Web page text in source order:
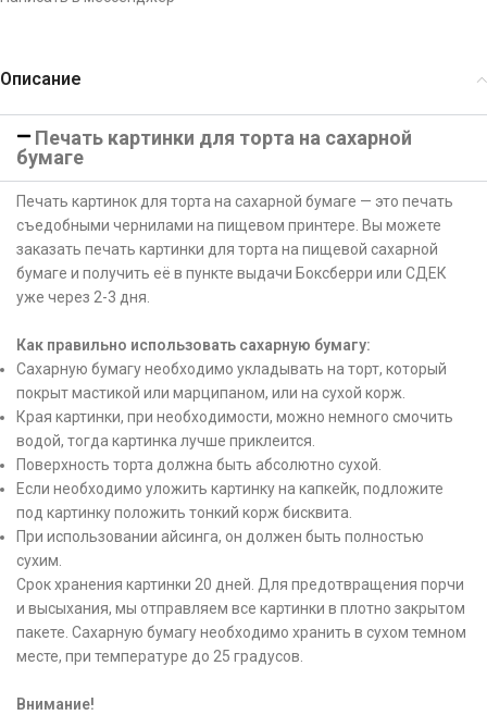
Описание
Печать картинки для торта на сахарной
бумаге
Печать картинок для торта на сахарной бумаге — это печать
съедобными чернилами на пищевом принтере. Вы можете
заказать печать картинки для торта на пищевой сахарной
бумаге и получить её в пункте выдачи Боксберри или СДЕК
уже через 2-3 дня.
Как правильно использовать сахарную бумагу:
Сахарную бумагу необходимо укладывать на торт, который
покрыт мастикой или марципаном, или на сухой корж.
Края картинки, при необходимости, можно немного смочить
водой, тогда картинка лучше приклеится.
Поверхность торта должна быть абсолютно сухой.
Если необходимо уложить картинку на капкейк, подложите
под картинку положить тонкий корж бисквита.
При использовании айсинга, он должен быть полностью
сухим.
Срок хранения картинки 20 дней. Для предотвращения порчи
и высыхания, мы отправляем все картинки в плотно закрытом
пакете. Сахарную бумагу необходимо хранить в сухом темном
месте, при температуре до 25 градусов.
Внимание!